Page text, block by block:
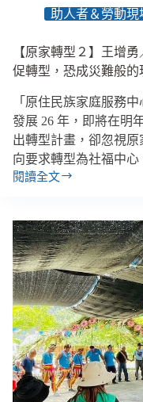
求
呼
籲
原
民
會
納
入
民
音
助人者＆勞動現
【原家轉型２】王增
促轉型，恐成災難般的
「原住民族家庭服務
發展 26 年，即將在明
出轉型計畫，卻忽視
向要求轉型為社福中心
閱讀全文
【原
型
２】
王
增
勇
／
原
民
會
「自